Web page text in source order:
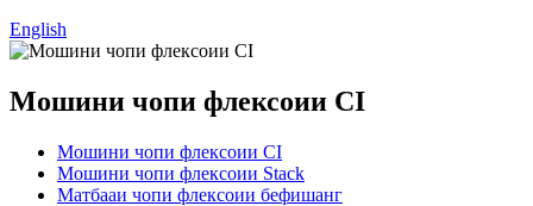
English
Мошини чопи флексоии CI
Мошини чопи флексоии CI
Мошини чопи флексоии Stack
Матбааи чопи флексоии бефишанг